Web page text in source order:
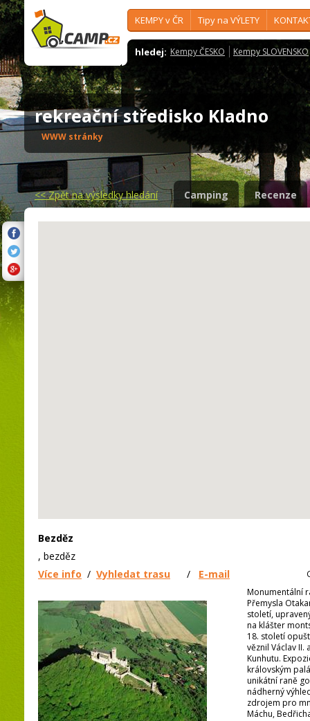
KEMPY v ČR Tipy na VÝLETY
hledej: Kempy ČESKO Kempy SLOVENSKO
rekreační středisko Kladno
WWW stránky
<<Zpět na výsledky hledání Camping Recenze
Bezděz
, bezděz
Více info / Vyhledat trasu / E-mail
Monumentální
Přemysla
století,
na klášter
18. století
věznil Václav II.
Kunhutu.
královským
unikátní raně
nádherný
zdrojem pro
Máchu,